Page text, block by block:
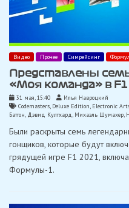
Видео Прочее Симрейсинг
Представлены
«Моя команда» в F1
31 мая, 15:40
Илья Навроцкий
Codemasters, Deluxe Edition, Electronic
Баттон, Дэвид Култхард, Михаэль Шумахер,
Были раскрыты семь
гонщиков, которые будут
грядущей игре F1 2021,
Формулы-1.